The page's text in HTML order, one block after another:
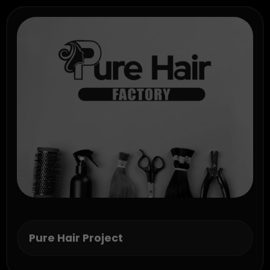
Pure Hair Project